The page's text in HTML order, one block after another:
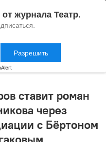
ставит роман
через
с Бёртоном
журнала Театр.
Разрешить